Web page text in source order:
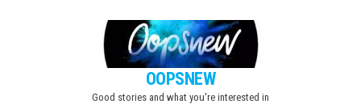
OOPSNEW
Good stories and what you're interested in